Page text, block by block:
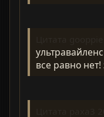
все равно